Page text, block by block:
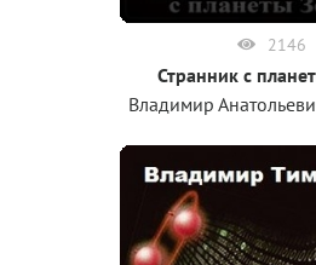
2146
Странник с
Владимир